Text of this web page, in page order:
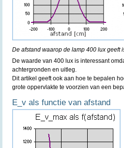
De afstand waarop de lamp 400 lux geeft
De waarde van 400 lux is interessant
achtergronden en uitleg.
Dit artikel geeft ook aan hoe te bepalen
grote oppervlakte te voorzien van een
E_v als functie van afstand